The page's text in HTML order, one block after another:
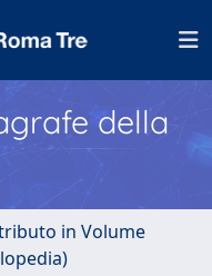
della
in Volume